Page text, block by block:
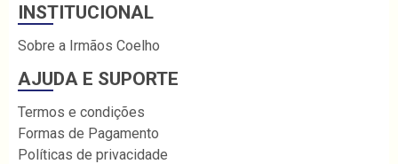
INSTITUCIONAL
Sobre a Irmãos Coelho
AJUDA E SUPORTE
Termos e condições
Formas de Pagamento
Políticas de privacidade